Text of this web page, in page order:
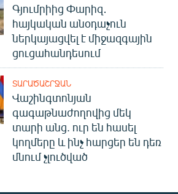
Գյումրիից Փարիզ․
հայկական անօդաչուն
ներկայացվել է միջազգային
ցուցահանդեսում
ՏԱՐԱԾԱՇՐՋԱՆ
Վաշինգտոնյան
գագաթնաժողովից մեկ
տարի անց. ուր են հասել
կողմերը և ինչ հարցեր են դեռ
մնում չլուծված